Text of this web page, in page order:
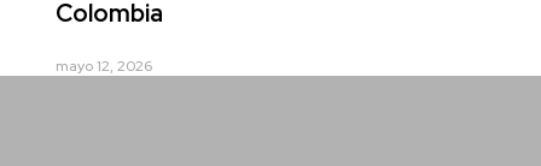
Colombia
mayo 12, 2026